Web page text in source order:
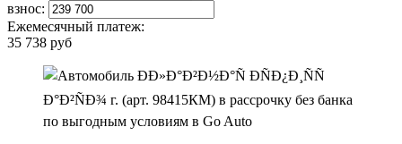
взнос:
Ежемесячный платеж:
35 738 руб